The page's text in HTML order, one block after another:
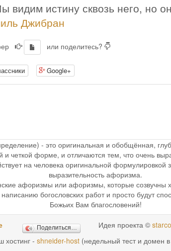
видим истину сквозь него, но
Джибран
или поделитесь?
Google+
- это оригинальная и обобщённая,
и четкой форме, и отличаются тем, что очень
на человека оригинальной
выразительность афоризма.
афоризмы или афоризмы, которые
богословских работ и просто будут
Божьих Вам благословений!
Поделиться… Идея проекта ©
хостинг - shneider-host (недельный тест и домен